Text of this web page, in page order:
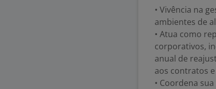
• Vivência na
ambientes de
• Atua como
corporativos,
anual de
aos contratos
• Coordena